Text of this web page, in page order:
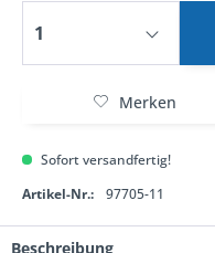
Merken
Sofort versandfertig!
Artikel-Nr.:
97705-11
Beschreibung